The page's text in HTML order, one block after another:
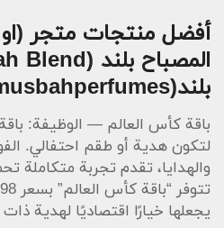
أفضل منتجات متجر
بلند‎ (@almusbahperfumes)) وأسعارها
باقة كأس العالم — الوظيفة:
لتكون هدية أو طقم احتفالي.
والهدايا، تقدم تجربة متكاملة
يجعلها خيارًا اقتصاديًا لهدية